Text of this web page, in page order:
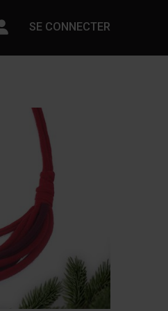
Paramètres du compte
SE CONNECTER